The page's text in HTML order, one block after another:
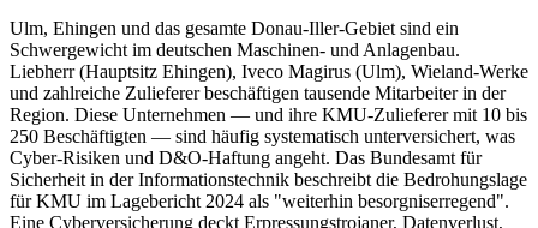
Ulm, Ehingen und das gesamte Donau-Iller-Gebiet sind ein
Schwergewicht im deutschen Maschinen- und Anlagenbau.
Liebherr (Hauptsitz Ehingen), Iveco Magirus (Ulm), Wieland-Werke
und zahlreiche Zulieferer beschäftigen tausende Mitarbeiter in der
Region. Diese Unternehmen — und ihre KMU-Zulieferer mit 10 bis
250 Beschäftigten — sind häufig systematisch unterversichert, was
Cyber-Risiken und D&O-Haftung angeht. Das Bundesamt für
Sicherheit in der Informationstechnik beschreibt die Bedrohungslage
für KMU im Lagebericht 2024 als "weiterhin besorgniserregend".
Eine Cyberversicherung deckt Erpressungstrojaner, Datenverlust,